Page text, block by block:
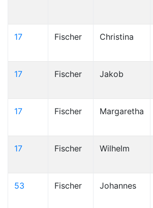
17 Fischer Christina
17 Fischer Jakob
17 Fischer Margaretha
17 Fischer Wilhelm
53 Fischer Johannes